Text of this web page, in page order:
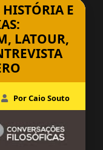
E
LATOUR,
Por Caio Souto